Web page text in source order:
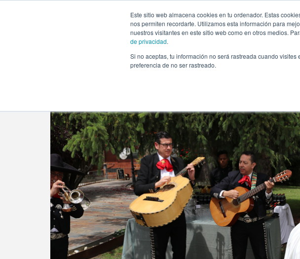
Este sitio web almacena cookies en tu ordenador. Estas
nos permiten recordarte. Utilizamos esta información para
nuestros visitantes en este sitio web como en otros medios.
de privacidad.
Si no aceptas, tu información no será rastreada cuando
preferencia de no ser rastreado.
Paola y Azucena: una boda con un cóctel al aire libre y